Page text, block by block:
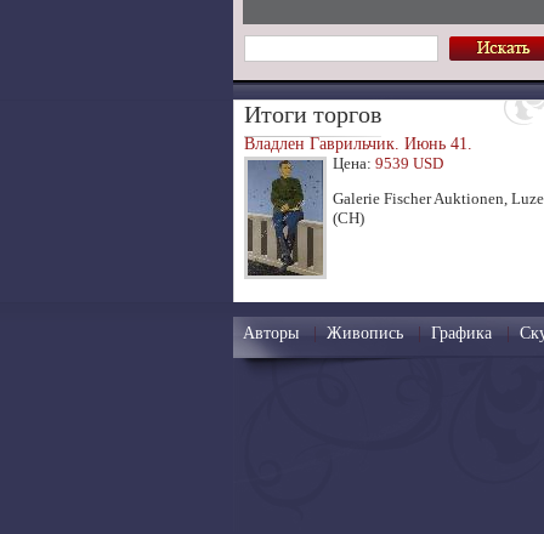
Итоги торгов
Владлен Гаврильчик. Июнь 41.
Цена: 9539 USD
Galerie Fischer Auktionen,
(CH)
Авторы Живопись Графика